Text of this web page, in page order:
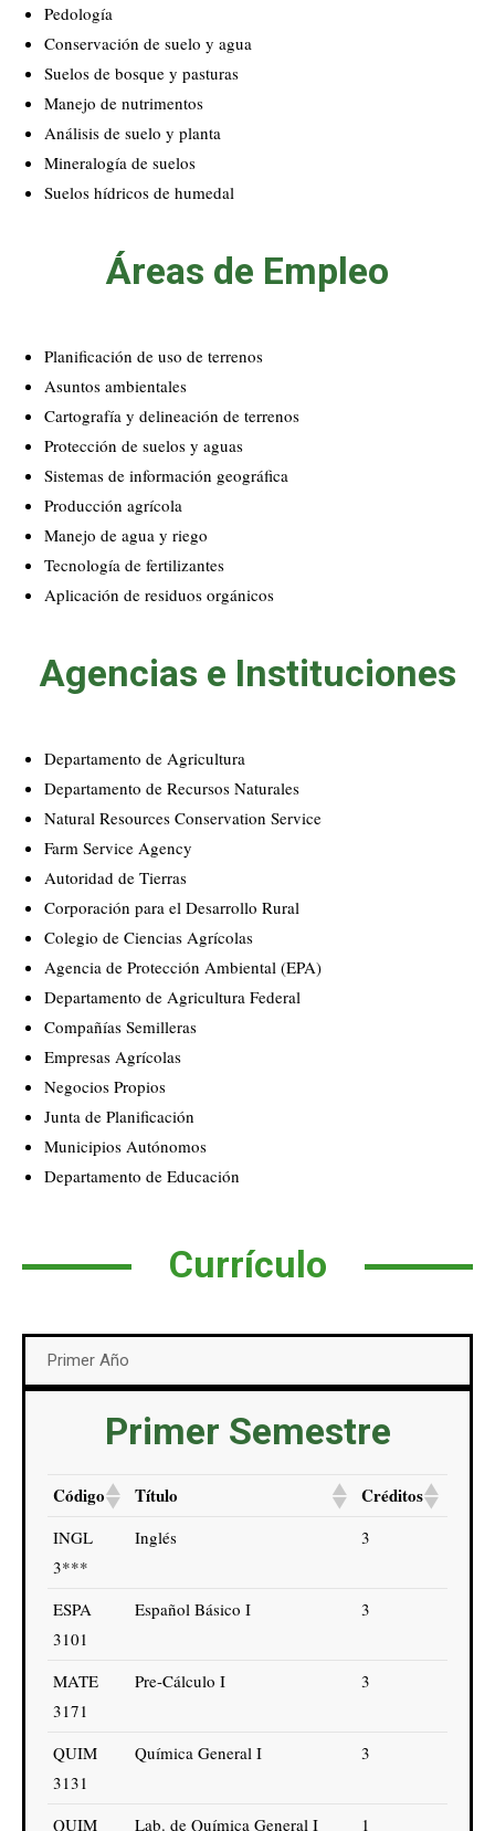
Pedología
Conservación de suelo y agua
Suelos de bosque y pasturas
Manejo de nutrimentos
Análisis de suelo y planta
Mineralogía de suelos
Suelos hídricos de humedal
Áreas de Empleo
Planificación de uso de terrenos
Asuntos ambientales
Cartografía y delineación de terrenos
Protección de suelos y aguas
Sistemas de información geográfica
Producción agrícola
Manejo de agua y riego
Tecnología de fertilizantes
Aplicación de residuos orgánicos
Agencias e Instituciones
Departamento de Agricultura
Departamento de Recursos Naturales
Natural Resources Conservation Service
Farm Service Agency
Autoridad de Tierras
Corporación para el Desarrollo Rural
Colegio de Ciencias Agrícolas
Agencia de Protección Ambiental (EPA)
Departamento de Agricultura Federal
Compañías Semilleras
Empresas Agrícolas
Negocios Propios
Junta de Planificación
Municipios Autónomos
Departamento de Educación
Currículo
Primer Año
Primer Semestre
Código Título Créditos
INGL
3***
Inglés 3
ESPA
3101
Español Básico I 3
MATE
3171
Pre-Cálculo I 3
QUIM
3131
Química General I 3
QUIM Lab. de Química General I 1